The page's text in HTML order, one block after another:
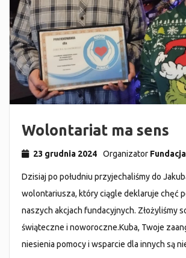
Wolontariat ma sens
23 grudnia 2024 Organizator
Dzisiaj po południu przyjechaliśmy do
wolontariusza, który ciągle deklaruje chęć
naszych akcjach fundacyjnych. Złożyliśmy
świąteczne i noworoczne.Kuba, Twoje
niesienia pomocy i wsparcie dla innych są